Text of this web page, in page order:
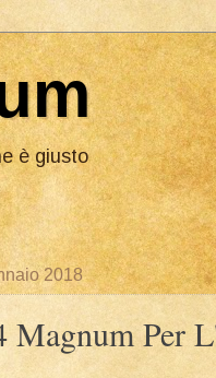
è giusto
2018
Magnum Per